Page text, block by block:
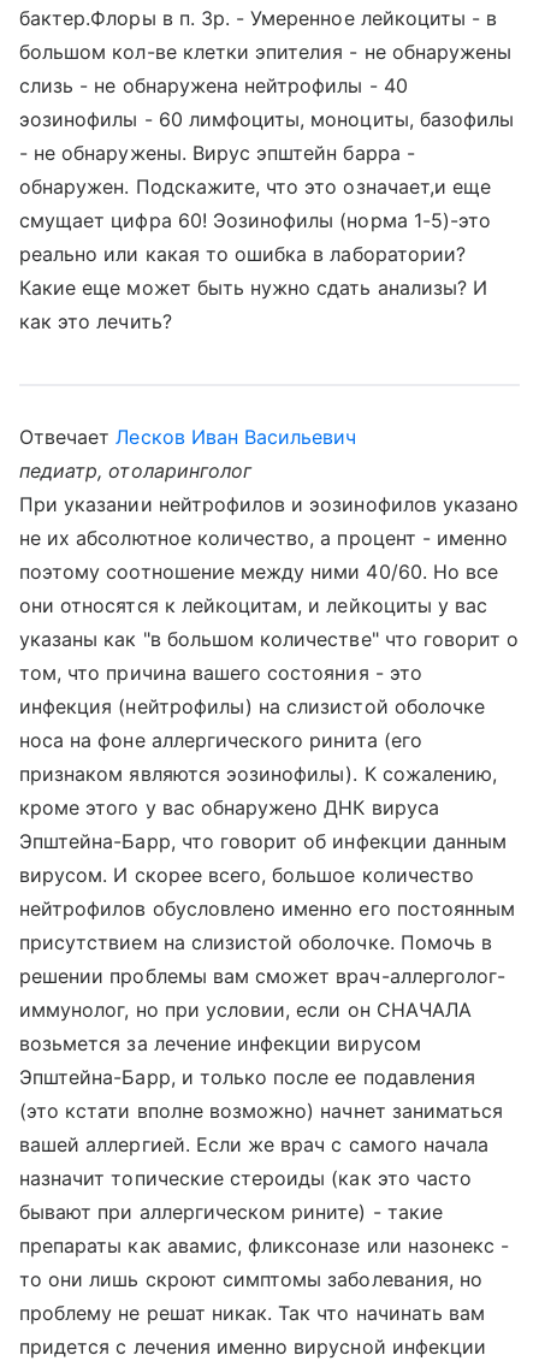
бактер.Флоры в п. Зр. - Умеренное лейкоциты - в
большом кол-ве клетки эпителия - не обнаружены
слизь - не обнаружена нейтрофилы - 40
эозинофилы - 60 лимфоциты, моноциты, базофилы
- не обнаружены. Вирус эпштейн барра -
обнаружен. Подскажите, что это означает,и еще
смущает цифра 60! Эозинофилы (норма 1-5)-это
реально или какая то ошибка в лаборатории?
Какие еще может быть нужно сдать анализы? И
как это лечить?
ОтвечаетЛесков Иван Васильевич
педиатр, отоларинголог
При указании нейтрофилов и эозинофилов указано
не их абсолютное количество, а процент - именно
поэтому соотношение между ними 40/60. Но все
они относятся к лейкоцитам, и лейкоциты у вас
указаны как "в большом количестве" что говорит о
том, что причина вашего состояния - это
инфекция (нейтрофилы) на слизистой оболочке
носа на фоне аллергического ринита (его
признаком являются эозинофилы). К сожалению,
кроме этого у вас обнаружено ДНК вируса
Эпштейна-Барр, что говорит об инфекции данным
вирусом. И скорее всего, большое количество
нейтрофилов обусловлено именно его постоянным
присутствием на слизистой оболочке. Помочь в
решении проблемы вам сможет врач-аллерголог-
иммунолог, но при условии, если он СНАЧАЛА
возьмется за лечение инфекции вирусом
Эпштейна-Барр, и только после ее подавления
(это кстати вполне возможно) начнет заниматься
вашей аллергией. Если же врач с самого начала
назначит топические стероиды (как это часто
бывают при аллергическом рините) - такие
препараты как авамис, фликсоназе или назонекс -
то они лишь скроют симптомы заболевания, но
проблему не решат никак. Так что начинать вам
придется с лечения именно вирусной инфекции